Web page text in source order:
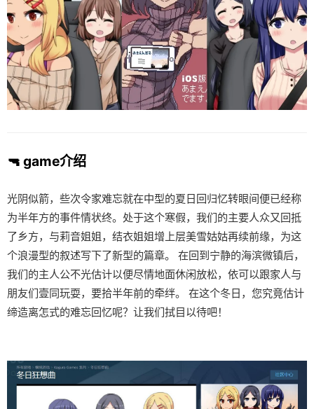
🔫 game介绍
光阴似箭，些次令家难忘就在中型的夏日回归忆转眼间便已经称
为半年方的事件情状终。处于这个寒假，我们的主要人众又回抵
了乡方，与莉音姐姐，结衣姐姐增上层美雪姑姑再续前缘，为这
个浪漫型的叙述写下了新型的篇章。 在回到宁静的海滨微镇后，
我们的主人公不光估计以便尽情地面休闲放松，依可以跟家人与
朋友们壹同玩耍，要拾半年前的牵绊。 在这个冬日，您究竟估计
缔造离怎式的难忘回忆呢？让我们拭目以待吧！